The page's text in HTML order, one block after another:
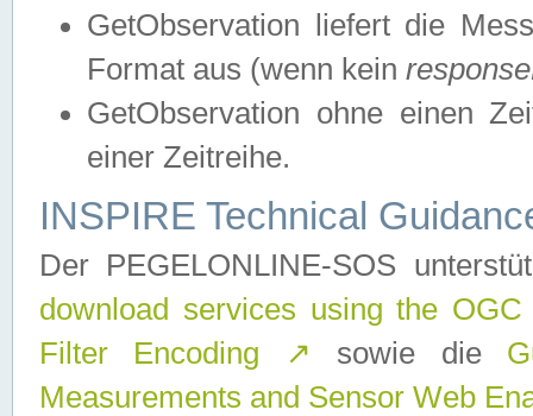
GetObservation liefert die
Format aus (wenn kein
GetObservation ohne einen
einer Zeitreihe.
INSPIRE Technical
Der PEGELONLINE-SOS
download services using the
Filter Encoding
↗ sowie die
Measurements and Sensor Web